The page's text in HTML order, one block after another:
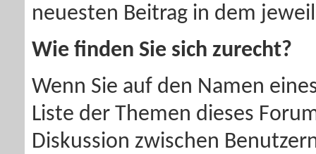
neuesten Beitrag in dem
Wie finden Sie sich zurecht?
Wenn Sie auf den Namen
Liste der Themen dieses
Diskussion zwischen